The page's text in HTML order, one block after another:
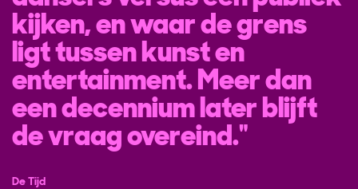
kijken, en waar de grens
ligt tussen kunst en
entertainment. Meer dan
een decennium later blijft
de vraag overeind.
De Tijd